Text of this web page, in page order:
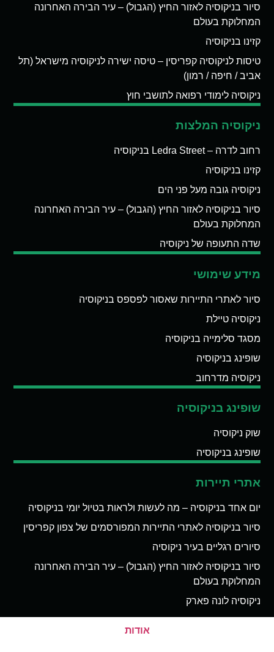
סיור בניקוסיה לאזור החיץ (הגבול) – עיר הבירה האחרונה
המחלוקת בעולם
קזינו בניקוסיה
טיסות לניקוסיה קפריסין – טיסה ישירה לניקוסיה מישראל (תל
אביב / חיפה / רמון)
ניקוסיה לימודי רפואה לתושבי חוץ
ניקוסיה המלצות
רחוב לדרה – Ledra Street בניקוסיה
קזינו בניקוסיה
ניקוסיה גובה מעל פני הים
סיור בניקוסיה לאזור החיץ (הגבול) – עיר הבירה האחרונה
המחלוקת בעולם
שדה התעופה של ניקוסיה
מידע שימושי
סיור לאתרי התיירות שאסור לפספס בניקוסיה
ניקוסיה טיילת
מסגד סלימייה בניקוסיה
שופינג בניקוסיה
ניקוסיה מדרחוב
שופינג בניקוסיה
שוק ניקוסיה
שופינג בניקוסיה
אתרי תיירות
יום אחד בניקוסיה – מה לעשות ולראות בטיול יומי בניקוסיה
סיור בניקוסיה לאתרי התיירות המפורסמים של צפון קפריסין
סיורים רגליים בעיר ניקוסיה
סיור בניקוסיה לאזור החיץ (הגבול) – עיר הבירה האחרונה
המחלוקת בעולם
ניקוסיה לונה פארק
אודות